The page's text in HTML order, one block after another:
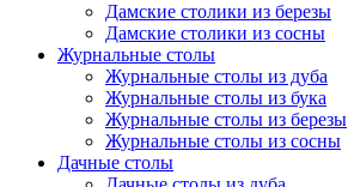
Дамские столики из березы
Дамские столики из сосны
Журнальные столы
Журнальные столы из дуба
Журнальные столы из бука
Журнальные столы из березы
Журнальные столы из сосны
Дачные столы